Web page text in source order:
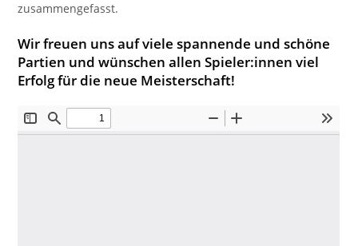
zusammengefasst.
Wir freuen uns auf viele spannende und schöne
Partien und wünschen allen Spieler:innen viel
Erfolg für die neue Meisterschaft!